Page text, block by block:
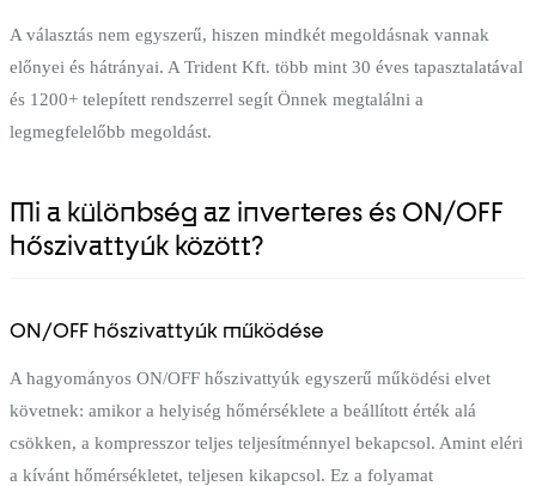
A választás nem egyszerű, hiszen mindkét megoldásnak vannak
előnyei és hátrányai. A Trident Kft. több mint 30 éves tapasztalatával
és 1200+ telepített rendszerrel segít Önnek megtalálni a
legmegfelelőbb megoldást.
Mi a különbség az inverteres és ON/OFF
hőszivattyúk között?
ON/OFF hőszivattyúk működése
A hagyományos ON/OFF hőszivattyúk egyszerű működési elvet
követnek: amikor a helyiség hőmérséklete a beállított érték alá
csökken, a kompresszor teljes teljesítménnyel bekapcsol. Amint eléri
a kívánt hőmérsékletet, teljesen kikapcsol. Ez a folyamat